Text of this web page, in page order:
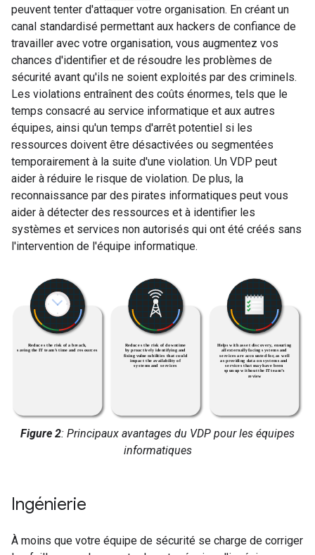
peuvent tenter d'attaquer votre organisation. En créant un
canal standardisé permettant aux hackers de confiance de
travailler avec votre organisation, vous augmentez vos
chances d'identifier et de résoudre les problèmes de
sécurité avant qu'ils ne soient exploités par des criminels.
Les violations entraînent des coûts énormes, tels que le
temps consacré au service informatique et aux autres
équipes, ainsi qu'un temps d'arrêt potentiel si les
ressources doivent être désactivées ou segmentées
temporairement à la suite d'une violation. Un VDP peut
aider à réduire le risque de violation. De plus, la
reconnaissance par des pirates informatiques peut vous
aider à détecter des ressources et à identifier les
systèmes et services non autorisés qui ont été créés sans
l'intervention de l'équipe informatique.
Figure 2: Principaux avantages du VDP pour les équipes
informatiques
Ingénierie
À moins que votre équipe de sécurité se charge de corriger